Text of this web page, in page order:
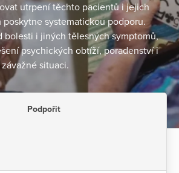
utrpení těchto pacientů i jejich
systematickou podporu.
bolesti i jiných tělesných symptomů,
psychických obtíží, poradenství i
situaci.
Podpořit